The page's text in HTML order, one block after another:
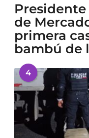
de
primera
bambú de
4